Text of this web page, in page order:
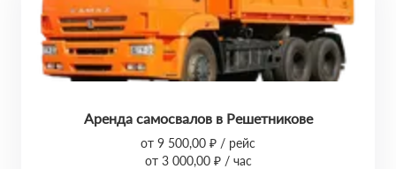
Аренда самосвалов в Решетникове
от 9 500,00 ₽ / рейс
от 3 000,00 ₽ / час